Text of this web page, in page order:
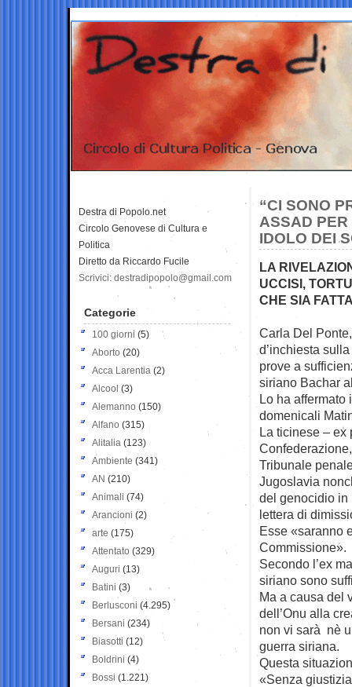
“CI SONO
ASSAD PER
IDOLO DEI
LA
UCCISI,
CHE SIA
Carla Del
d’inchiesta
prove a
siriano Bachar
Lo ha affermato
domenicali
La ticinese – ex
Tribunale
Jugoslavia
del genocidio in
lettera di
Esse «saranno
Commissione».
Secondo l’ex
siriano sono
Ma a causa del
dell’Onu alla
non vi sarà nè
guerra siriana.
Questa
«Senza
Destra di Popolo.net
Circolo Genovese di Cultura e
Politica
Diretto da Riccardo Fucile
Scrivici: destradipopolo@gmail.com
Categorie
100 giorni (5)
Aborto (20)
Acca Larentia (2)
Alcool (3)
Alemanno (150)
Alfano (315)
Alitalia (123)
Ambiente (341)
AN (210)
Animali (74)
Arancioni (2)
arte (175)
Attentato (329)
Auguri (13)
Batini (3)
Berlusconi (4.295)
Bersani (234)
Biasotti (12)
Boldrini (4)
Bossi (1.221)